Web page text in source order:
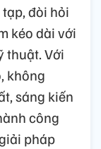
đòi hỏi
kéo dài với
thuật. Với
không
sáng kiến
công
pháp